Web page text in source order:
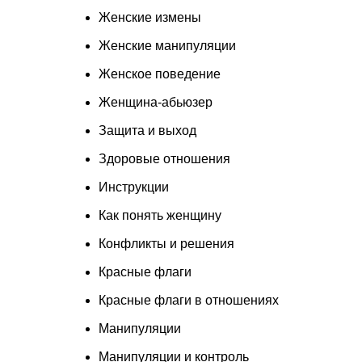
Женские измены
Женские манипуляции
Женское поведение
Женщина-абьюзер
Защита и выход
Здоровые отношения
Инструкции
Как понять женщину
Конфликты и решения
Красные флаги
Красные флаги в отношениях
Манипуляции
Манипуляции и контроль